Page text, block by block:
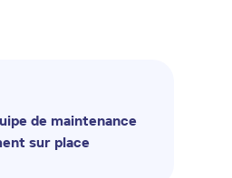
de maintenance
sur place